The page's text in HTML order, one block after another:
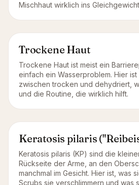
Mischhaut wirklich ins
Trockene Haut
Trockene Haut ist meist ein
einfach ein Wasserproblem. Hier
zwischen trocken und dehydriert,
und die Routine, die wirklich hilft.
Keratosis pilaris
Keratosis pilaris (KP) sind die
Rückseite der Arme, an den
manchmal im Gesicht. Hier ist, was
Scrubs sie verschlimmern und was